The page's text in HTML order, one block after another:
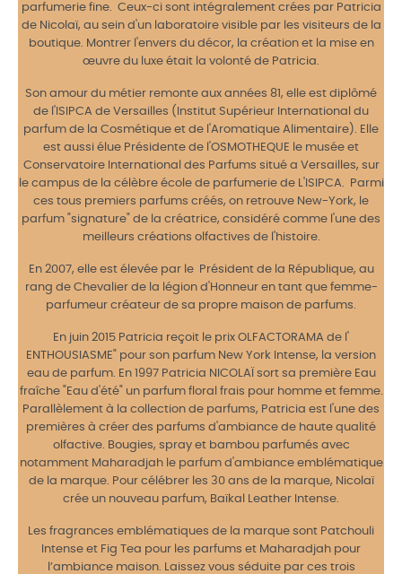
parfumerie fine. Ceux-ci sont intégralement crées par Patricia
de Nicolaï, au sein d'un laboratoire visible par les visiteurs de la
boutique. Montrer l'envers du décor, la création et la mise en
œuvre du luxe était la volonté de Patricia.
Son amour du métier remonte aux années 81, elle est diplômé
de l'ISIPCA de Versailles (Institut Supérieur International du
parfum de la Cosmétique et de l'Aromatique Alimentaire). Elle
est aussi élue Présidente de l'OSMOTHEQUE le musée et
Conservatoire International des Parfums situé a Versailles, sur
le campus de la célèbre école de parfumerie de L'ISIPCA. Parmi
ces tous premiers parfums créés, on retrouve New-York, le
parfum "signature" de la créatrice, considéré comme l'une des
meilleurs créations olfactives de l'histoire.
En 2007, elle est élevée par le Président de la République, au
rang de Chevalier de la légion d'Honneur en tant que femme-
parfumeur créateur de sa propre maison de parfums.
En juin 2015 Patricia reçoit le prix OLFACTORAMA de l'
ENTHOUSIASME" pour son parfum New York Intense, la version
eau de parfum. En 1997 Patricia NICOLAÏ sort sa première Eau
fraîche "Eau d'été" un parfum floral frais pour homme et femme.
Parallèlement à la collection de parfums, Patricia est l'une des
premières à créer des parfums d'ambiance de haute qualité
olfactive. Bougies, spray et bambou parfumés avec
notamment Maharadjah le parfum d'ambiance emblématique
de la marque. Pour célébrer les 30 ans de la marque, Nicolaï
crée un nouveau parfum, Baïkal Leather Intense.
Les fragrances emblématiques de la marque sont Patchouli
Intense et Fig Tea pour les parfums et Maharadjah pour
l’ambiance maison. Laissez vous séduite par ces trois